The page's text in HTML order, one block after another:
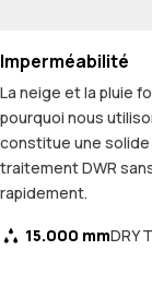
Imperméabilité
La neige et la pluie
pourquoi nous
constitue une solide
traitement DWR
rapidement.
15.000 mmDRY